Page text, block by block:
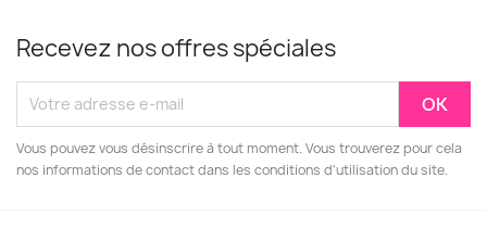
Recevez nos offres spéciales
Vous pouvez vous désinscrire à tout moment. Vous trouverez pour cela
nos informations de contact dans les conditions d'utilisation du site.